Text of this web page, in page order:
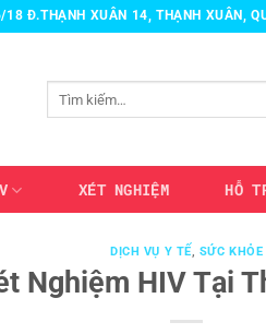
Đ.THẠNH XUÂN 14, THẠNH XUÂN,
XÉT NGHIỆM HỖ
DỊCH VỤ Y TẾ, SỨC KHỎE
Nghiệm HIV Tại